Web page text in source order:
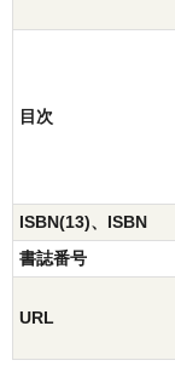
目次
ISBN(13)、ISBN
書誌番号
URL